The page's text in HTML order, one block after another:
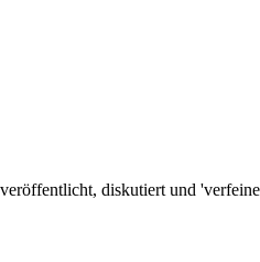
diskutiert und